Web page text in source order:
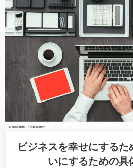
ビジネスを幸せにする
いにするための具